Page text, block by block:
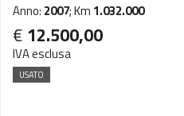
Anno: 2007; Km 1.032.000
€ 12.500,00
IVA esclusa
USATO